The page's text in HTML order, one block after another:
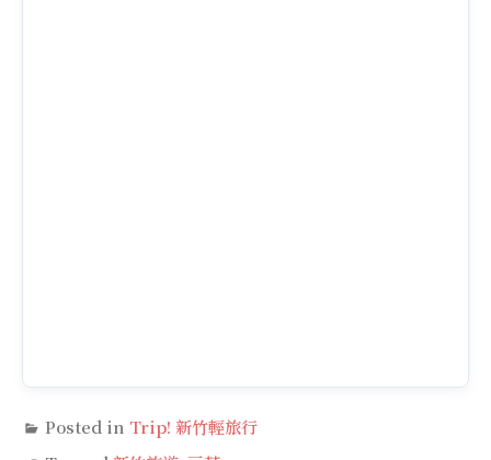
Posted in Trip! 新竹輕旅行